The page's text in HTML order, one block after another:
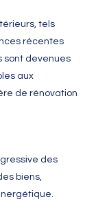
tels
récentes
sont devenues
aux
de rénovation
des
biens,